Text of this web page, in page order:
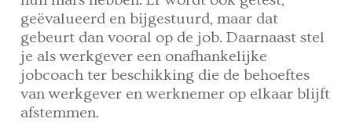
geëvalueerd en bijgestuurd, maar dat
gebeurt dan vooral op de job. Daarnaast stel
je als werkgever een onafhankelijke
jobcoach ter beschikking die de behoeftes
van werkgever en werknemer op elkaar blijft
afstemmen.